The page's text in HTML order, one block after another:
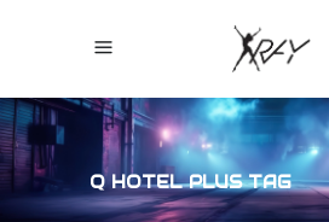
Q HOTEL PLUS TAG